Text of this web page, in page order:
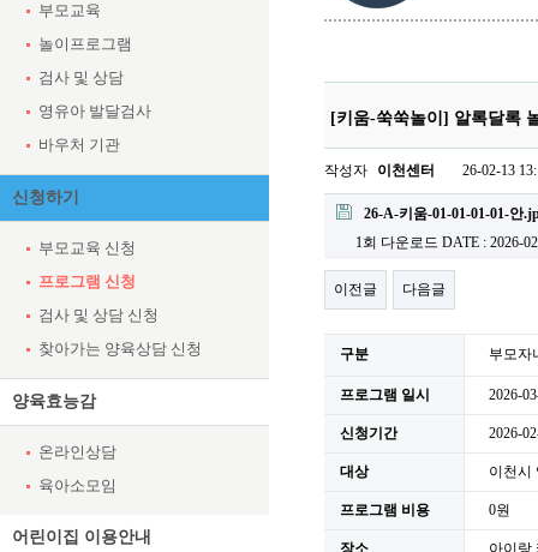
부모교육
놀이프로그램
검사 및 상담
영유아 발달검사
바우처 기관
신청하기
부모교육 신청
프로그램 신청
검사 및 상담 신청
찾아가는 양육상담 신청
양육효능감
온라인상담
육아소모임
어린이집 이용안내
[키움-쑥쑥놀이] 알록달록
작성자 이천센터
26-02-13
첨부파일
26-A-키움-01-01-01-01-안
1회 다운로드 DATE : 2026-
이전글 다음글
구분 부모자
프로그램 일시 2026-
신청기간 2026-
대상 이천시
프로그램 비용 0원
장소 아이랑